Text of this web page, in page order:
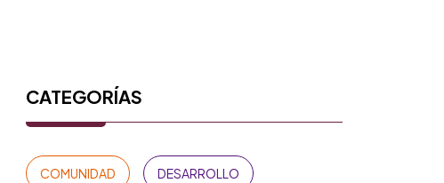
CATEGORÍAS
COMUNIDAD DESARROLLO